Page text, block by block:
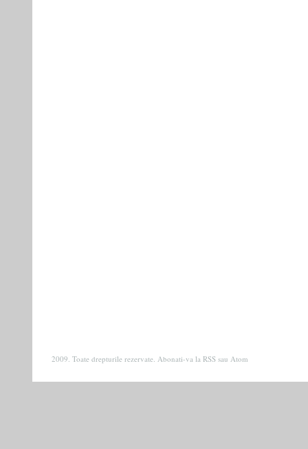
2009. Toate drepturile rezervate. Abonati-va la RSS sau Atom